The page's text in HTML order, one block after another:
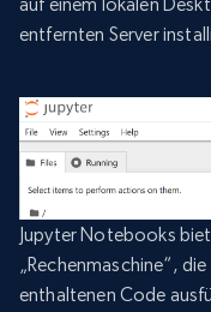
entfernten Server
Jupyter Notebooks
„Rechenmaschine“,
enthaltenen Code